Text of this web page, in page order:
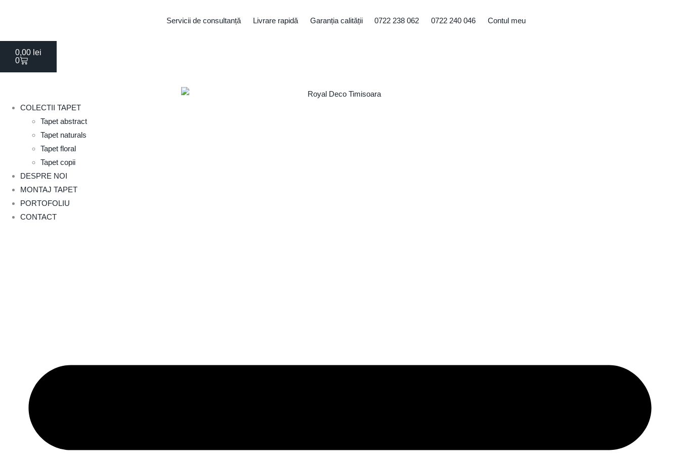
Servicii de consultanță Livrare rapidă Garanția calității 0722 238 062 0722 240 046 Contul meu
0,00 lei
0
COLECTII TAPET
Tapet abstract
Tapet naturals
Tapet floral
Tapet copii
DESPRE NOI
MONTAJ TAPET
PORTOFOLIU
CONTACT